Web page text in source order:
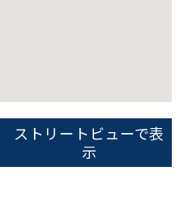
ストリートビューで表
示